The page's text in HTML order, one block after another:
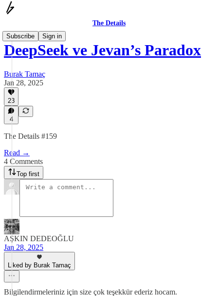
The Details
Subscribe
Sign in
DeepSeek ve Jevan’s Paradox
Burak Tamaç
Jan 28, 2025
23
4
The Details #159
Read →
4 Comments
Top first
AŞKIN DEDEOĞLU
Jan 28, 2025
Liked by Burak Tamaç
Bilgilendirmeleriniz için size çok teşekkür ederiz hocam.